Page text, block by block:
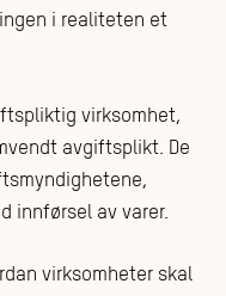
i realiteten et
virksomhet,
avgiftsplikt. De
innførsel av varer.
virksomheter skal